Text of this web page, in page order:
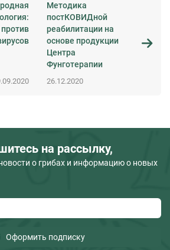
Методика
постКОВИДной
реабилитации на
основе продукции
Центра
Фунготерапии
26.12.2020
на рассылку,
о грибах и информацию о новых
Оформить подписку